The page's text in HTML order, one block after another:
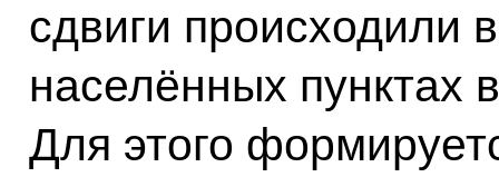
сдвиги происходили
населённых пунктах
Для этого